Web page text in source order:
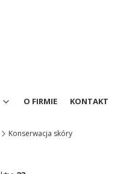
O FIRMIE KONTAKT
Konserwacja skóry